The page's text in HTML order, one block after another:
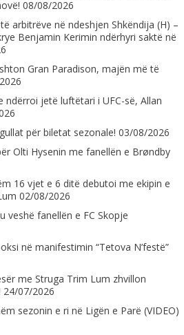
08/08/2026
arbitrëve në ndeshjen Shkëndija (H) –
Benjamin Kerimin ndërhyri saktë në
Gran Paradison, majën më të
ndërroi jetë luftëtari i UFC-së, Allan
për biletat sezonale! 03/08/2026
Olti Hysenin me fanellën e Brøndby
16 vjet e 6 ditë debutoi me ekipin e
02/08/2026
veshë fanellën e FC Skopje
në manifestimin “Tetova N’festë”
me Struga Trim Lum zhvillon
24/07/2026
sezonin e ri në Ligën e Parë (VIDEO)